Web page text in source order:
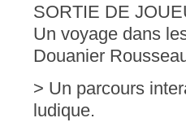
SORTIE DE
Un voyage dans
Douanier
> Un parcours
ludique.